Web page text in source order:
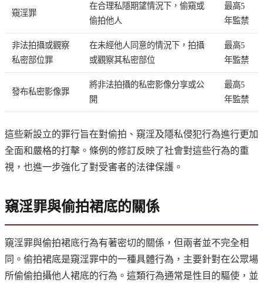
窺淫罪
在合理私隱期望情況下，偷窺或
偷拍他人
最高5
年監禁
非法拍攝或觀察
私密部位罪
在未經他人同意的情況下，拍攝
或觀察其私密部位
最高5
年監禁
發布私密影像罪
將非法拍攝的私密影像分享或公
開
最高5
年監禁
這些新設立的罪行旨在對偷拍、窺淫及隱私侵犯行為進行更加
全面和嚴格的打擊。條例的修訂反映了社會對這些行為的重
視，也進一步強化了對受害者的法律保護。
窺淫罪與偷拍裙底的關係
窺淫罪與偷拍裙底行為有著密切的關係，但兩者並不完全相
同。偷拍裙底是窺淫罪中的一種具體行為，主要針對在公眾場
所偷偷拍攝他人裙底的行為。這類行為通常是性目的驅使，並